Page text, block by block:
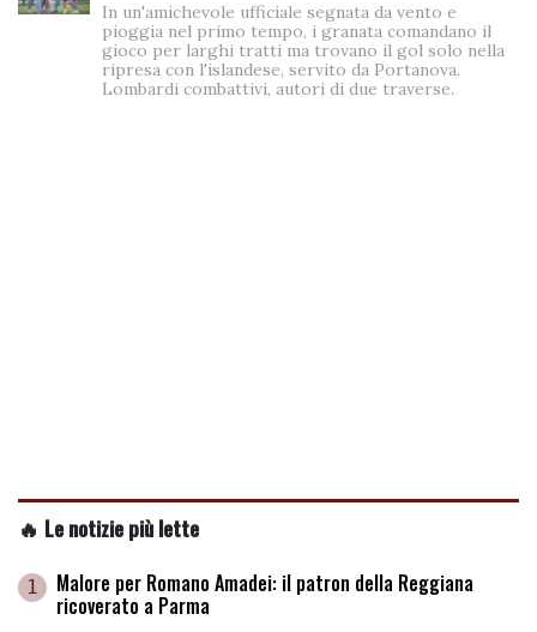
In un'amichevole ufficiale segnata da vento e
pioggia nel primo tempo, i granata comandano il
gioco per larghi tratti ma trovano il gol solo nella
ripresa con l'islandese, servito da Portanova.
Lombardi combattivi, autori di due traverse.
🔥 Le notizie più lette
1 Malore per Romano Amadei: il patron della Reggiana
ricoverato a Parma